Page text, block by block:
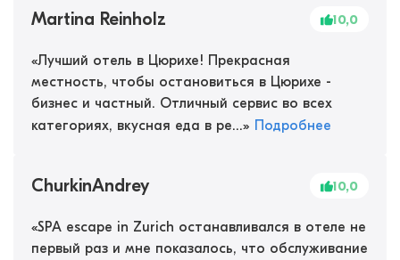
Martina Reinholz 10,0
«Лучший отель в Цюрихе! Прекрасная
местность, чтобы остановиться в Цюрихе -
бизнес и частный. Отличный сервис во всех
категориях, вкусная еда в ре...» Подробнее
ChurkinAndrey 10,0
«SPA escape in Zurich останавливался в отеле не
первый раз и мне показалось, что обслуживание